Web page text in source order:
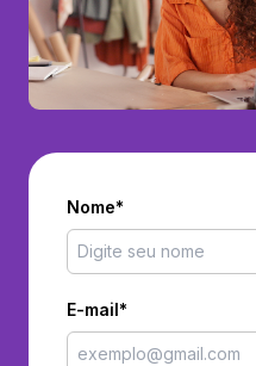
Nome*
E-mail*